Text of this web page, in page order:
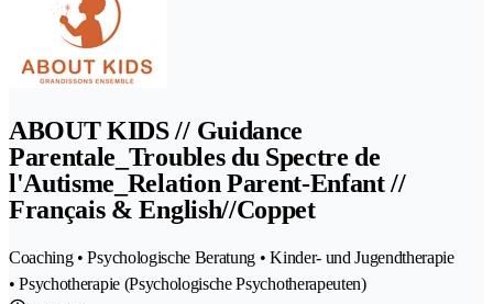
ABOUT KIDS // Guidance
Parentale_Troubles du Spectre de
l'Autisme_Relation Parent-Enfant //
Français & English//Coppet
Coaching • Psychologische Beratung • Kinder- und Jugendtherapie
• Psychotherapie (Psychologische Psychotherapeuten)